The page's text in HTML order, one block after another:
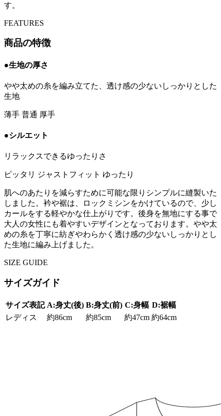
す。
FEATURES
商品の特徴
●生地の厚さ
やや太めの糸を編み立てた、透け感の少ないしっかりとした
生地
薄手 普通 厚手
●シルエット
リラックスできるゆったりさ
ピッタリ ジャストフィット ゆったり
肌へのあたりを減らすために可能な限りシンプルに縫製いた
しました。衿や裾は、ロックミシンをかけているので、少し
カールをする軽やかな仕上がりです。後身を無地にする事で
大人の女性にも着やすいデザインとなっております。やや太
めの糸を丁寧に紡ぎやわらかく透け感の少ないしっかりとし
た生地に編み上げました。
SIZE GUIDE
サイズガイド
サイズ表記 A:身丈(後) B:身丈(前) C:身幅 D:裾幅
レディス
約86cm 約85cm 約47cm 約64cm